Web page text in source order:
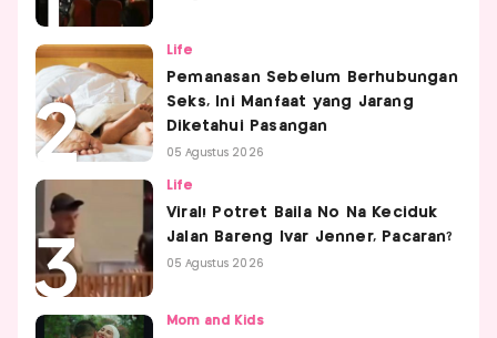
Life
Pemanasan Sebelum Berhubungan
Seks, Ini Manfaat yang Jarang
Diketahui Pasangan
05 Agustus 2026
Life
Viral! Potret Baila No Na Keciduk
Jalan Bareng Ivar Jenner, Pacaran?
05 Agustus 2026
Mom and Kids